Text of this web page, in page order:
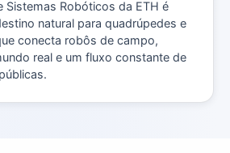
Sistemas Robóticos da ETH é
natural para quadrúpedes e
conecta robôs de campo,
real e um fluxo constante de